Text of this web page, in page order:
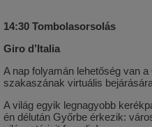
14:30 Tombolasorsolás
Giro d’Italia
A nap folyamán lehetőség van a
szakaszának virtuális
A világ egyik legnagyobb
én délután Győrbe érkezik: